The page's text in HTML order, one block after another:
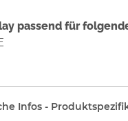
passend für
Infos -